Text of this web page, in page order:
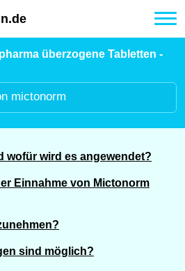
überzogene Tabletten -
mictonorm
wofür wird es angewendet?
Einnahme von Mictonorm
sind möglich?